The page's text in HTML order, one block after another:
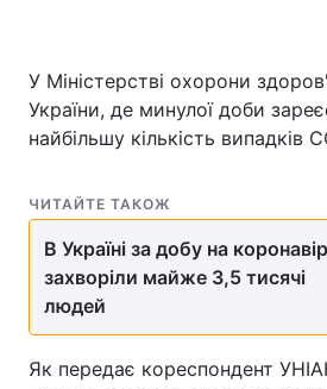
У Міністерстві охорони
України, де минулої доби
найбільшу кількість випадків
ЧИТАЙТЕ ТАКОЖ
В Україні за добу на
захворіли майже 3,5 тисячі
людей
Як передає кореспондент